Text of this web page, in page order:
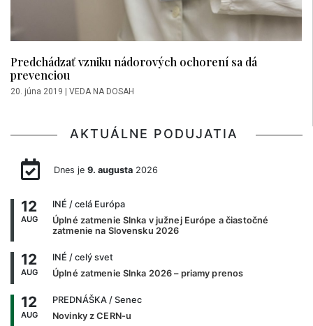
Predchádzať vzniku nádorových ochorení sa dá
prevenciou
20. júna 2019 VEDA NA DOSAH
AKTUÁLNE PODUJATIA
Dnes je 9. augusta2026
12
AUG
INÉ / celá Európa
Úplné zatmenie Slnka v južnej Európe a čiastočné
zatmenie na Slovensku 2026
12
AUG
INÉ / celý svet
Úplné zatmenie Slnka 2026 – priamy prenos
12
AUG
PREDNÁŠKA / Senec
Novinky z CERN-u